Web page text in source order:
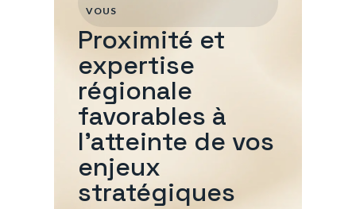
VOUS
Proximité et
expertise
régionale
favorables à
l'atteinte de vos
enjeux
stratégiques